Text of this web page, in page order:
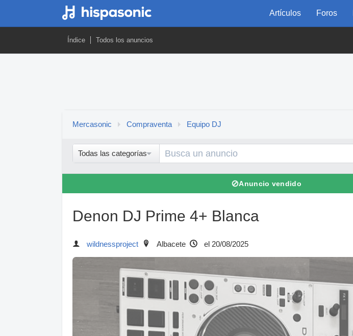
Artículos Foros
Índice Todos los anuncios
Mercasonic Compraventa Equipo DJ
Todas las categorías
⊘Anuncio vendido
Denon DJ Prime 4+ Blanca
wildnessproject Albacete el 20/08/2025